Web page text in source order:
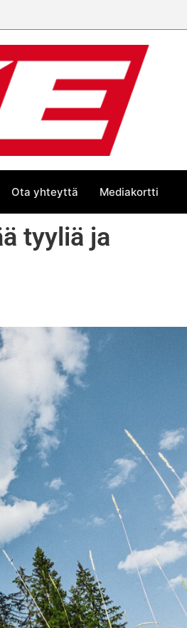
Ota yhteyttä Mediakortti
tyyliä ja